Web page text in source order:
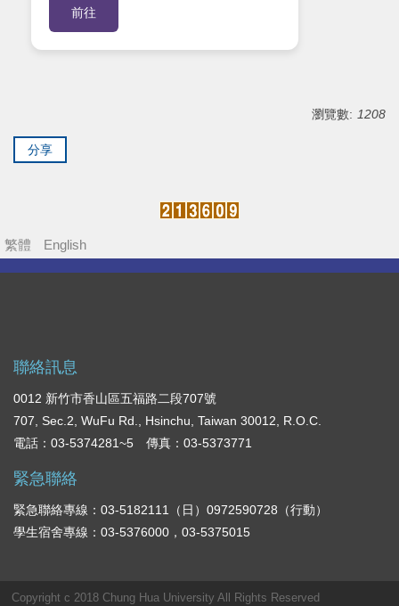
前往
瀏覽數: 1208
分享
繁體 English
聯絡訊息
0012 新竹市香山區五福路二段707號
707, Sec.2, WuFu Rd., Hsinchu, Taiwan 30012, R.O.C.
電話：03-5374281~5 傳真：03-5373771
緊急聯絡
緊急聯絡專線：03-5182111（日）0972590728（行動）
學生宿舍專線：03-5376000，03-5375015
Copyright c 2018 Chung Hua University All Rights Reserved